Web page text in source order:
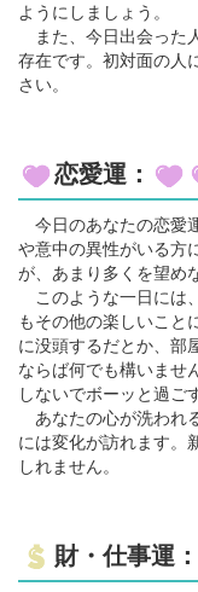
ようにしましょう。
また、今日出会った
存在です。初対面の人
さい。
恋愛運：
今日のあなたの恋愛
や意中の異性がいる方
が、あまり多くを望め
このような一日には
もその他の楽しいこと
に没頭するだとか、部
ならば何でも構いませ
しないでボーッと過ご
あなたの心が洗われ
には変化が訪れます。
しれません。
財・仕事運：